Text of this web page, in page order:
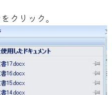
クリック。